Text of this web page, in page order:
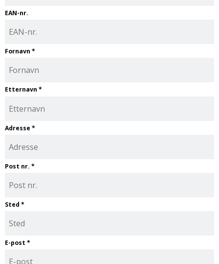
EAN-nr.
Fornavn *
Etternavn *
Adresse *
Post nr. *
Sted *
E-post *